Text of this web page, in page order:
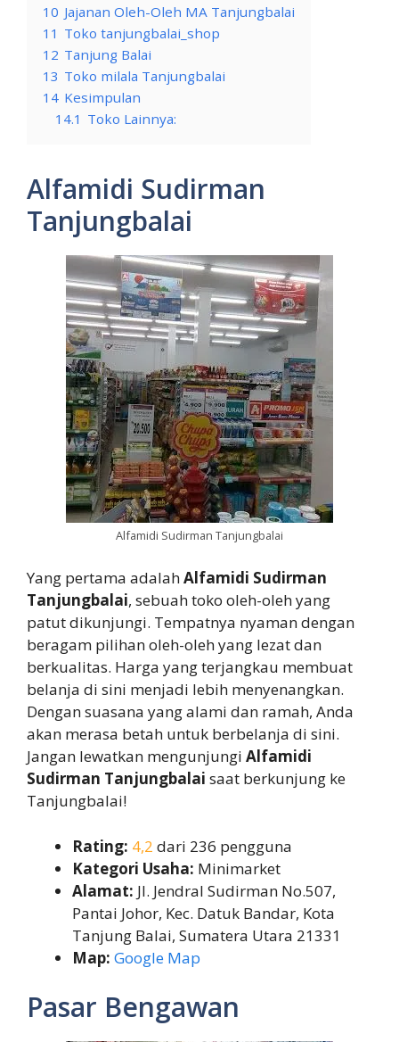
10 Jajanan Oleh-Oleh MA Tanjungbalai
11 Toko tanjungbalai_shop
12 Tanjung Balai
13 Toko milala Tanjungbalai
14 Kesimpulan
14.1 Toko Lainnya:
Alfamidi Sudirman
Tanjungbalai
Alfamidi Sudirman Tanjungbalai
Yang pertama adalahAlfamidi Sudirman
Tanjungbalai, sebuah toko oleh-oleh yang
patut dikunjungi. Tempatnya nyaman dengan
beragam pilihan oleh-oleh yang lezat dan
berkualitas. Harga yang terjangkau membuat
belanja di sini menjadi lebih menyenangkan.
Dengan suasana yang alami dan ramah, Anda
akan merasa betah untuk berbelanja di sini.
Jangan lewatkan mengunjungi Alfamidi
Sudirman Tanjungbalai saat berkunjung ke
Tanjungbalai!
Rating: 4,2 dari 236 pengguna
Kategori Usaha: Minimarket
Alamat: Jl. Jendral Sudirman No.507,
Pantai Johor, Kec. Datuk Bandar, Kota
Tanjung Balai, Sumatera Utara 21331
Map: Google Map
Pasar Bengawan